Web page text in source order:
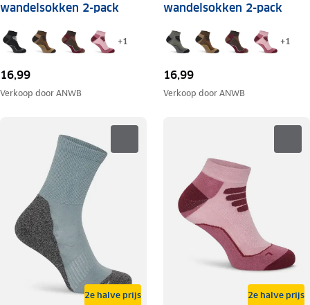
wandelsokken 2-pack
+1
16,99
Verkoop doorANWB
wandelsokken 2-pack
+1
16,99
Verkoop doorANWB
2e halve prijs 2e halve prijs